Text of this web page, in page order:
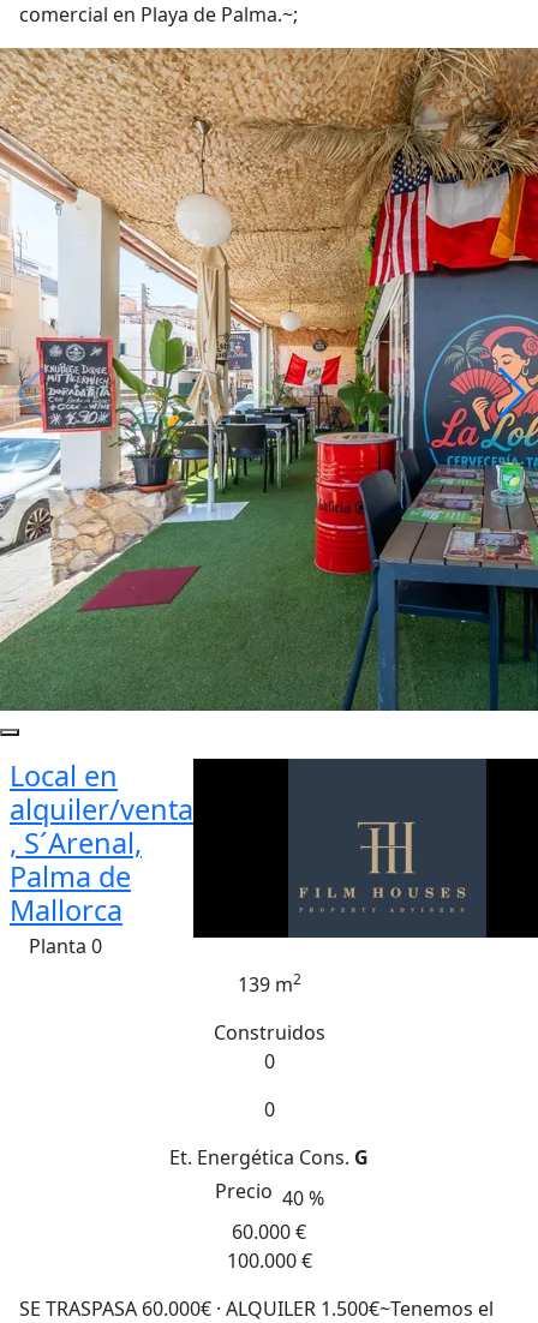
comercial en Playa de Palma.~;
Local en
alquiler/venta
, S´Arenal,
Palma de
Mallorca
Planta 0
139 m2
Construidos
0
0
Et. Energética Cons. G
Precio 40 %
60.000 €
100.000 €
SE TRASPASA 60.000€ · ALQUILER 1.500€~Tenemos el